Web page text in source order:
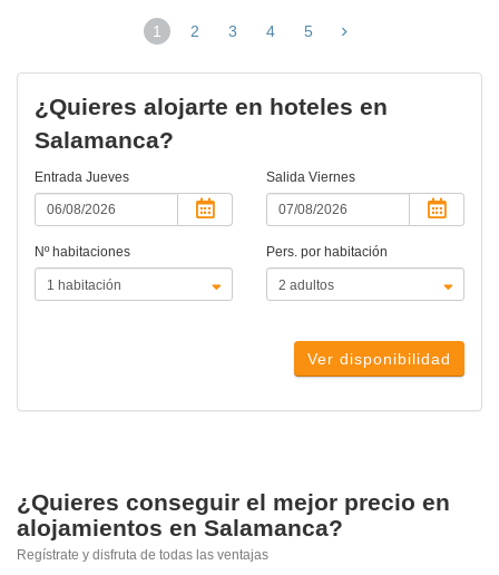
1
(página
2 3 4 5
¿Quieres alojarte en hoteles en
Salamanca?
Entrada Jueves Salida Viernes
Nº habitaciones Pers. por habitación
Ver disponibilidad
¿Quieres conseguir el mejor precio en
alojamientos en Salamanca?
Regístrate y disfruta de todas las ventajas